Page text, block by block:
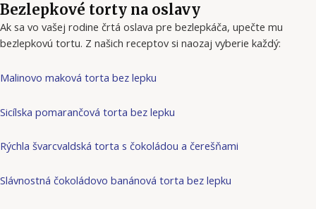
Bezlepkové torty na oslavy
Ak sa vo vašej rodine črtá oslava pre bezlepkáča, upečte mu
bezlepkovú tortu. Z našich receptov si naozaj vyberie každý:
Malinovo maková torta bez lepku
Sicílska pomarančová torta bez lepku
Rýchla švarcvaldská torta s čokoládou a čerešňami
Slávnostná čokoládovo banánová torta bez lepku